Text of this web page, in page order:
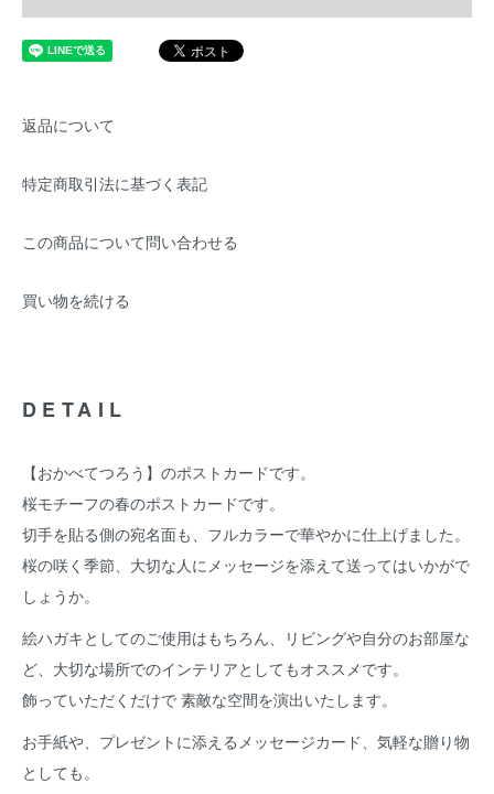
返品について
特定商取引法に基づく表記
この商品について問い合わせる
買い物を続ける
DETAIL
【おかべてつろう】のポストカードです。
桜モチーフの春のポストカードです。
切手を貼る側の宛名面も、フルカラーで華やかに仕上げました。
桜の咲く季節、大切な人にメッセージを添えて送ってはいかがで
しょうか。
絵ハガキとしてのご使用はもちろん、リビングや自分のお部屋な
ど、大切な場所でのインテリアとしてもオススメです。
飾っていただくだけで 素敵な空間を演出いたします。
お手紙や、プレゼントに添えるメッセージカード、気軽な贈り物
としても。